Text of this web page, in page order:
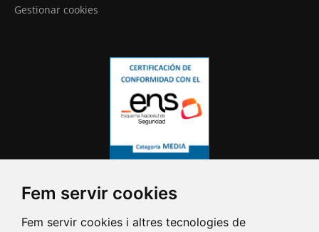
Fem servir cookies
Fem servir cookies i altres tecnologies de
Gestionar cookies